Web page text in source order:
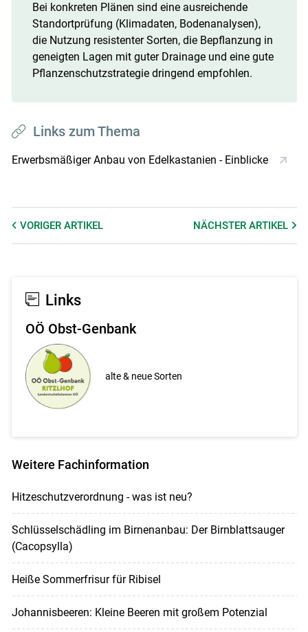
Bei konkreten Plänen sind eine ausreichende
Standortprüfung (Klimadaten, Bodenanalysen),
die Nutzung resistenter Sorten, die Bepflanzung in
geneigten Lagen mit guter Drainage und eine gute
Pflanzenschutzstrategie dringend empfohlen.
Links zum Thema
Erwerbsmäßiger Anbau von Edelkastanien - Einblicke
VORIGER ARTIKEL NÄCHSTERARTIKEL
Links
OÖ Obst-Genbank
alte & neue Sorten
Weitere Fachinformation
Hitzeschutzverordnung - was ist neu?
Schlüsselschädling im Birnenanbau: Der Birnblattsauger
(Cacopsylla)
Heiße Sommerfrisur für Ribisel
Johannisbeeren: Kleine Beeren mit großem Potenzial